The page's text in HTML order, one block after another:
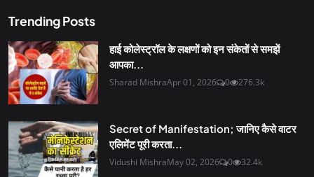
Trending Posts
हाई कोलेस्ट्रॉल के लक्षणों को इन संकेतों से समझें
आपका...
Sharad MishraApr 01, 2026 0 276.3k
Secret of Manifestation; जानिए कैसे वाटर
एलिमेंट पूरी करता...
Vidushi MishraMay 02, 2026 0 32.4k